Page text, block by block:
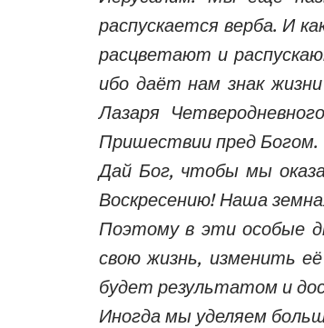
распускается верба. И
расцветают и
ибо даёт нам знак
Лазаря
Пришествии пред Богом.
Дай Бог, чтобы мы
Воскресению! Наша
Поэтому в эти особые
свою жизнь, изменить
будет результатом и
Иногда мы уделяем